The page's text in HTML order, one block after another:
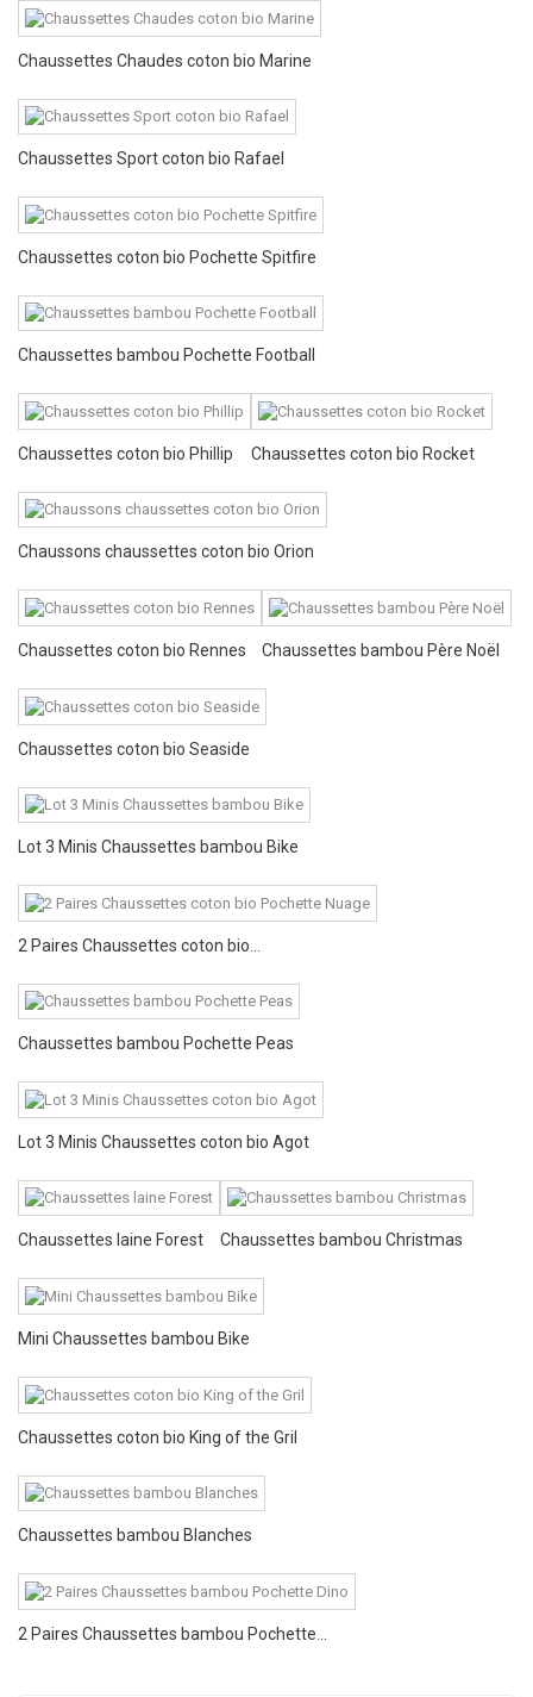
Chaussettes Chaudes coton bio Marine
Chaussettes Sport coton bio Rafael
Chaussettes coton bio Pochette Spitfire
Chaussettes bambou Pochette Football
Chaussettes coton bio Phillip Chaussettes coton bio Rocket
Chaussons chaussettes coton bio Orion
Chaussettes coton bio Rennes Chaussettes bambou Père Noël
Chaussettes coton bio Seaside
Lot 3 Minis Chaussettes bambou Bike
2 Paires Chaussettes coton bio...
Chaussettes bambou Pochette Peas
Lot 3 Minis Chaussettes coton bio Agot
Chaussettes laine Forest Chaussettes bambou Christmas
Mini Chaussettes bambou Bike
Chaussettes coton bio King of the Gril
Chaussettes bambou Blanches
2 Paires Chaussettes bambou Pochette...